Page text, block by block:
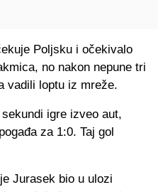
Poljsku i očekivalo
no nakon nepune tri
vadili loptu iz mreže.
igre izveo aut,
za 1:0. Taj gol
Jurasek bio u ulozi